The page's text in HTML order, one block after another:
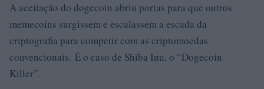
A aceitação do dogecoin abriu portas para que outros
memecoins surgissem e escalassem a escada da
criptografia para competir com as criptomoedas
convencionais. É o caso de Shiba Inu, o “Dogecoin
Killer”.